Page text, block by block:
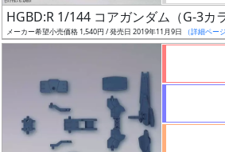
グ
レ
HGBD:R 1/144 コアガンダム（G-3カ
メーカー希望小売価格 1,540円 / 発売日 2019年11月9日 （詳細ペー